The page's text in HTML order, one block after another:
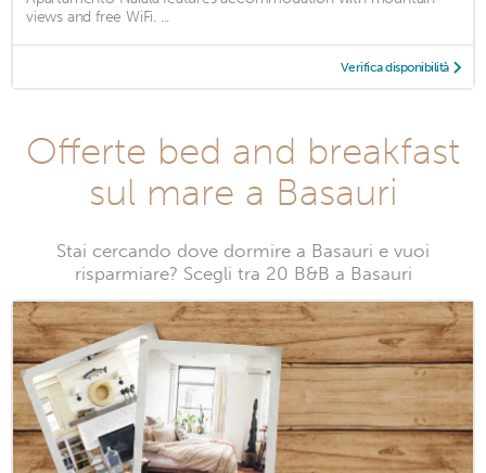
views and free WiFi. ...
Verifica disponibilità
Offerte bed and breakfast
sul mare a Basauri
Stai cercando dove dormire a Basauri e vuoi
risparmiare? Scegli tra 20 B&B a Basauri